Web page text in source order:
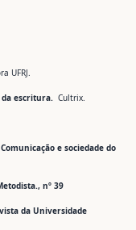
UFRJ.
da escritura. Cultrix.
Comunicação e sociedade do
nº 39
da Universidade